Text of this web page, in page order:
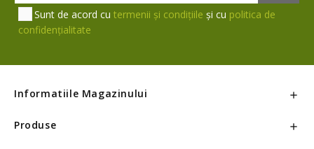
Sunt de acord cutermenii și condițiile și cu politica de
confidențialitate
Informatiile Magazinului 
Produse 